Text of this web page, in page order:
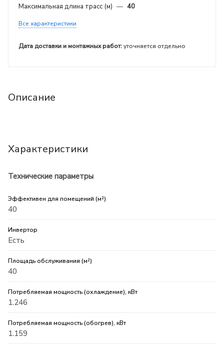
Максимальная длина трасс (м) — 40
Все характеристики
Дата доставки и монтажных работ:уточняется отдельно
Описание
Характеристики
Технические параметры
Эффективен для помещений (м²)
40
Инвертор
Есть
Площадь обслуживания (м²)
40
Потребляемая мощность (охлаждение), кВт
1.246
Потребляемая мощность (обогрев), кВт
1.159